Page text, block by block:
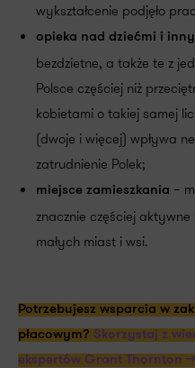
wykształcenie podjęło
opieka nad dziećmi i
bezdzietne, a także te z
Polsce częściej niż
kobietami o takiej samej
(dwoje i więcej) wpływa
zatrudnienie Polek;
miejsce zamieszkania –
znacznie częściej
małych miast i wsi.
Potrzebujesz wsparcia w
płacowym? Skorzystaj z
ekspertów Grant Thornton >>